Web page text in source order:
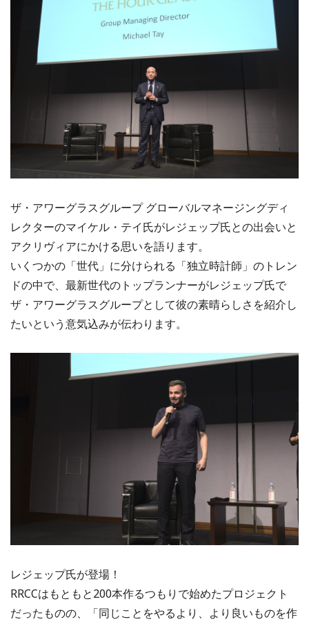
ザ・アワーグラスグループ グローバルマネージングディ
レクターのマイケル・テイ氏がレジェップ氏との出会いと
アクリヴィアにかける思いを語ります。
いくつかの「世代」に分けられる「独立時計師」のトレン
ドの中で、最新世代のトップランナーがレジェップ氏で
ザ・アワーグラスグループとして彼の素晴らしさを紹介し
たいという意気込みが伝わります。
レジェップ氏が登場！
RRCCはもともと200本作るつもりで始めたプロジェクト
だったものの、「同じことをやるより、より良いものを作